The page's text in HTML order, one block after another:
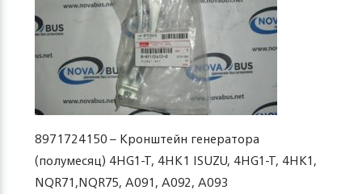
8971724150 – Кронштейн генератора
(полумесяц) 4HG1-T, 4HK1 ISUZU, 4HG1-T, 4HK1,
NQR71,NQR75, A091, A092, A093